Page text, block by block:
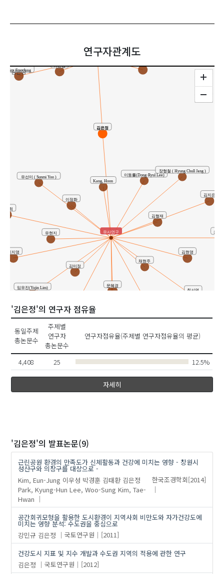
연구자관계도
김은정
이신영
Kim, Eun-Jung
유선미 ( Sunmi Yoo )
Hyun, Myung Sun
Kang, Hoon
김미정
김지은
김현영
김형재
문혜경
변성희
유현지 윤난
이동률(Dong-Ryul Lee)
이정화
이지영
임유진(Yujin Lim)
장형철 ( Hyung Chull Jang )
채현주
최서연
김은정
공동연구
유사연구
'김은정'의 연구자 점유율
동일주제
총논문수
주제별
연구자
총논문수
연구자점유율(주제별 연구자점유율의 평균)
4,408 25 12.5%
자세히
'김은정'의 발표논문(9)
근린공원 환경의 만족도가 신체활동과 건강에 미치는 영향 - 창원시
성산구와 의창구를 대상으로 -
Kim, Eun-Jung 이우성 박경훈 김태환 김은정
Park, Kyung-Hun Lee, Woo-Sung Kim, Tae-
Hwan
한국조경학회[2014]
공간회귀모형을 활용한 도시환경이 지역사회 비만도와 자가건강도에
미치는 영향 분석: 수도권을 중심으로
강민규 김은정 국토연구원
[2011]
건강도시 지표 및 지수 개발과 수도권 지역의 적용에 관한 연구
김은정
국토연구원 [2012]